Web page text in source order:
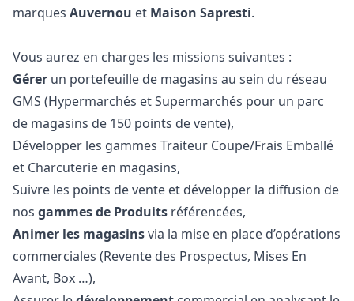
marques Auvernou et Maison Sapresti.
Vous aurez en charges les missions suivantes :
Gérer un portefeuille de magasins au sein du réseau
GMS (Hypermarchés et Supermarchés pour un parc
de magasins de 150 points de vente),
Développer les gammes Traiteur Coupe/Frais Emballé
et Charcuterie en magasins,
Suivre les points de vente et développer la diffusion de
nos gammes de Produits référencées,
Animer les magasinsvia la mise en place d’opérations
commerciales (Revente des Prospectus, Mises En
Avant, Box …),